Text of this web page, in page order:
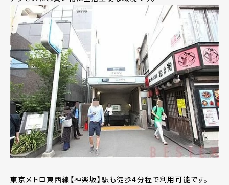
東京メトロ東西線【神楽坂】駅も徒歩4分程で利用可能です。